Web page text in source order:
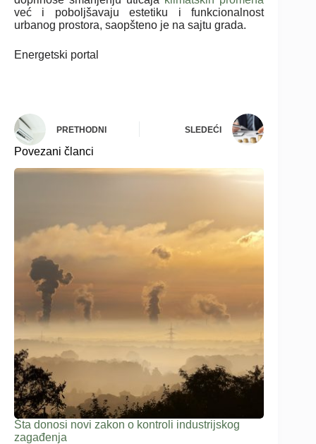
već i poboljšavaju estetiku i funkcionalnost
urbanog prostora, saopšteno je na sajtu grada.
Energetski portal
PRETHODNI SLEDEĆI
Povezani članci
Šta donosi novi zakon o kontroli industrijskog
zagađenja